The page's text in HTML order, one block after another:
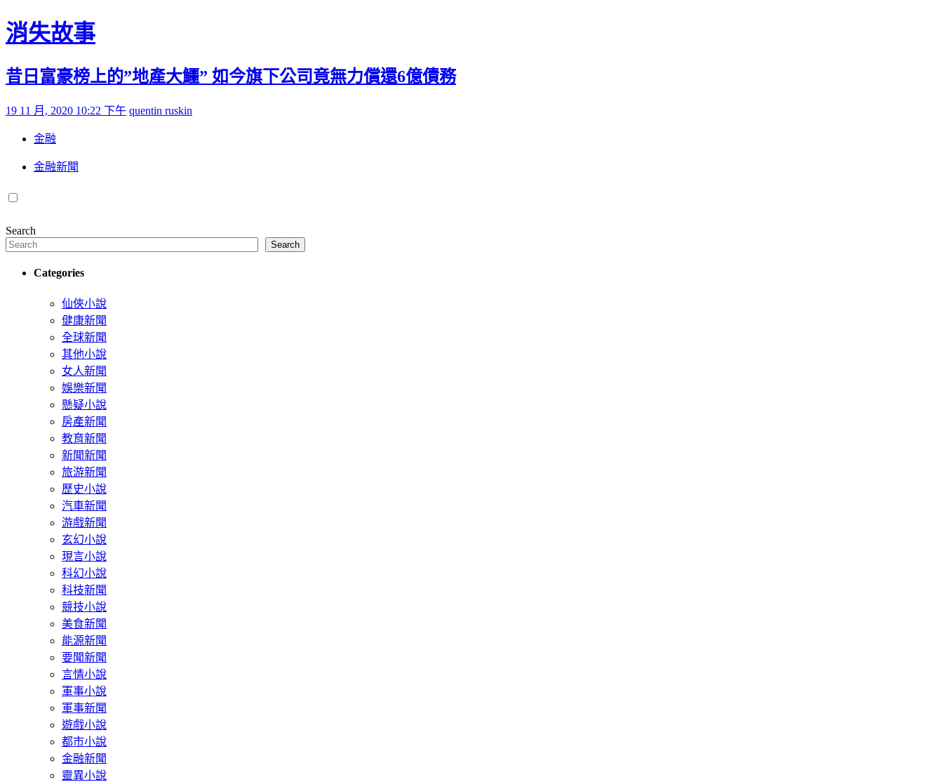
Skip to content
消失故事
昔日富豪榜上的”地產大鱷” 如今旗下公司竟無力償還6億債務
Posted on
19 11 月, 2020 10:22 下午 by
quentin ruskin
金融
金融新聞
Search
Search
Categories
仙俠小說
健康新聞
全球新聞
其他小說
女人新聞
娛樂新聞
懸疑小說
房產新聞
教育新聞
新聞新聞
旅游新聞
歷史小說
汽車新聞
游戲新聞
玄幻小說
現言小說
科幻小說
科技新聞
競技小說
美食新聞
能源新聞
要聞新聞
言情小說
軍事小說
軍事新聞
遊戲小說
都市小說
金融新聞
靈異小說